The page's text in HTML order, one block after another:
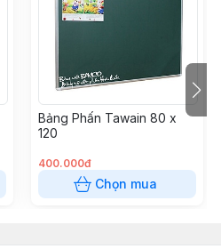
Bảng Phấn Tawain 80 x
120
400.000đ
Chọn mua